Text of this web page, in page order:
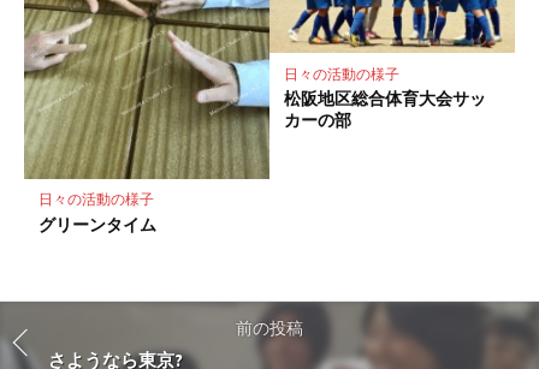
日々の活動の様子
グリーンタイム
日々の活動の様子
松阪地区総合体育大会サッ
カーの部
前の投稿
さようなら東京?